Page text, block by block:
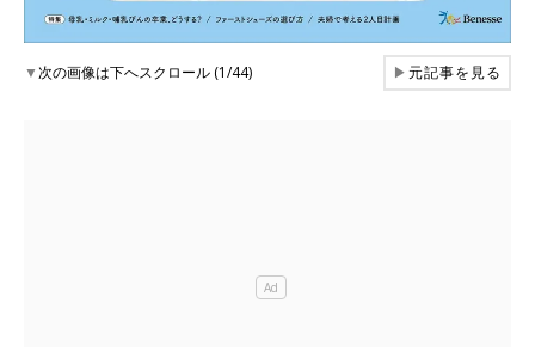
▼次の画像は下へスクロール (1/44) ▶元記事を見る